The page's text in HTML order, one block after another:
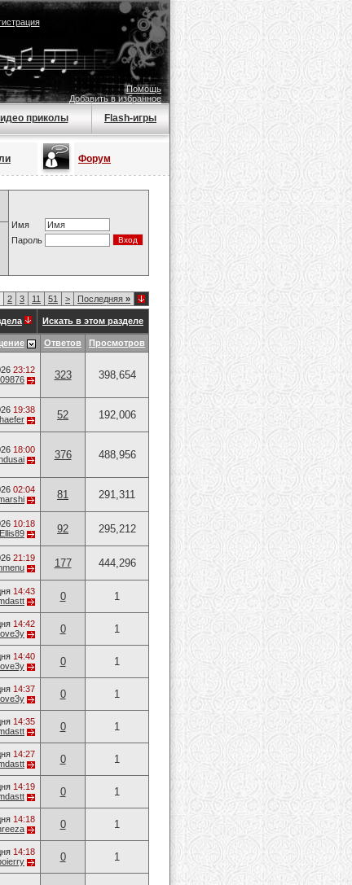
Помощь
Добавить в избранное
приколы Flash-игры
Форум
Имя
Пароль
2 3 11 51 > Последняя »
Искать в этом разделе
Ответов Просмотров
23:12
323 398,654
19:38
52 192,006
18:00
376 488,956
02:04
81 291,311
10:18
Ellis89 92 295,212
21:19
177 444,296
14:43
0 1
14:42
0 1
14:40
0 1
14:37
0 1
14:35
0 1
14:27
0 1
14:19
0 1
14:18
0 1
14:18
0 1